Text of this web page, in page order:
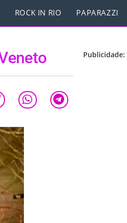
ROCK IN RIO PAPARAZZI
Publicidade: